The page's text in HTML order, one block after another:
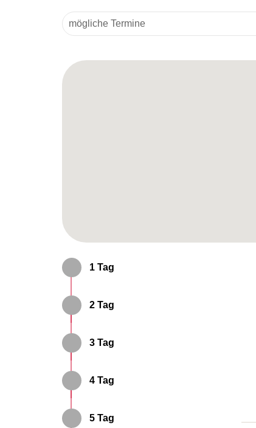
1 Tag
2 Tag
3 Tag
4 Tag
5 Tag